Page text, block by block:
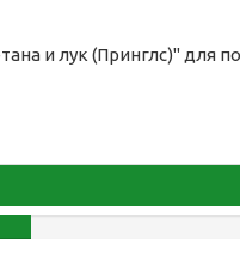
и лук (Принглс)" для